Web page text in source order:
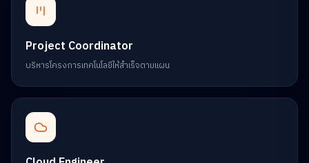
Project Coordinator
บริหารโครงการเทคโนโลยีให้สำเร็จตามแผน